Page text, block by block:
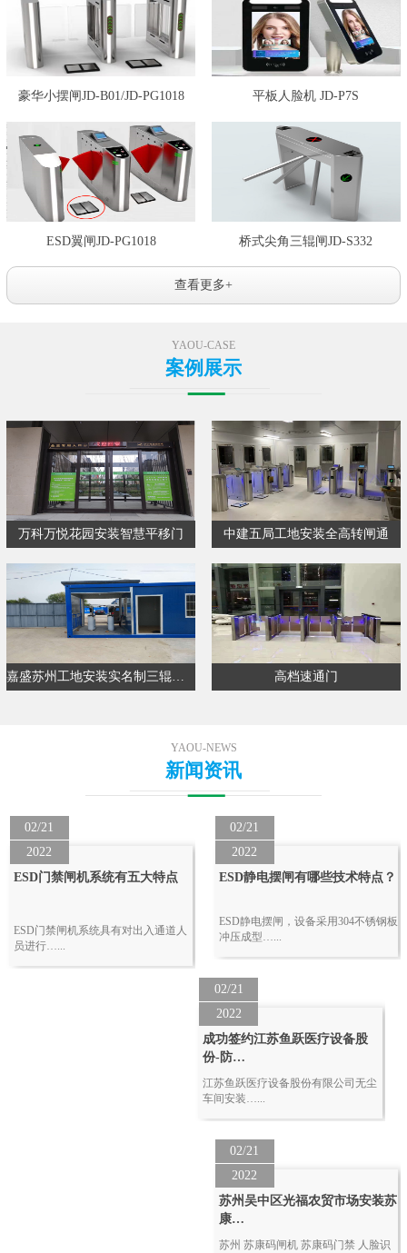
豪华小摆闸JD-B01/JD-PG1018 平板人脸机 JD-P7S
ESD翼闸JD-PG1018 桥式尖角三辊闸JD-S332
查看更多+
YAOU-CASE
案例展示
万科万悦花园安装智慧平移门 中建五局工地安装全高转闸通
嘉盛苏州工地安装实名制三辊闸通… 高档速通门
YAOU-NEWS
新闻资讯
02/21
2022
ESD门禁闸机系统有五大特点
ESD门禁闸机系统具有对出入通道人
员进行…...
02/21
2022
ESD静电摆闸有哪些技术特点？
ESD静电摆闸，设备采用304不锈钢板
冲压成型…...
02/21
2022
成功签约江苏鱼跃医疗设备股
份-防…
江苏鱼跃医疗设备股份有限公司无尘
车间安装…...
02/21
2022
苏州吴中区光福农贸市场安装苏
康…
苏州 苏康码闸机 苏康码门禁 人脸识